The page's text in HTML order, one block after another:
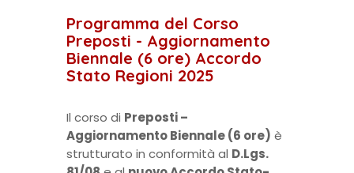
Programma del Corso
Preposti - Aggiornamento
Biennale (6 ore) Accordo
Stato Regioni 2025
Il corso di Preposti –
Aggiornamento Biennale (6 ore) è
strutturato in conformità al D.Lgs.